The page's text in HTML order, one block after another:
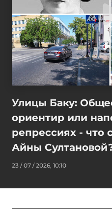
Улицы Баку:
ориентир или
репрессиях - что
Айны
23 / 07 / 2026, 10:10